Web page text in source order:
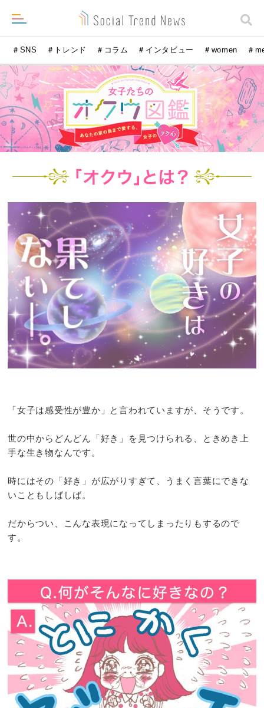
＃SNS ＃トレンド ＃コラム ＃インタビュー ＃women ＃
「女子は感受性が豊か」と言われていますが、そうです。
世の中からどんどん「好き」を見つけられる、ときめき上
手な生き物なんです。
時にはその「好き」が広がりすぎて、うまく言葉にできな
いこともしばしば。
だからつい、こんな表現になってしまったりもするので
す。